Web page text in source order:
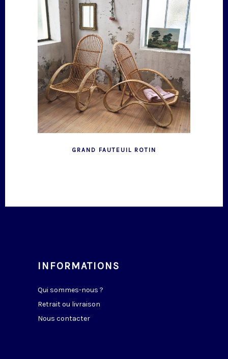
GRAND FAUTEUIL ROTIN
INFORMATIONS
Qui sommes-nous ?
Retrait ou livraison
Nous contacter